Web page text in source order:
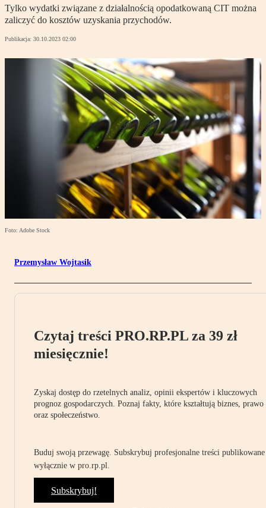
Tylko wydatki związane z działalnością opodatkowaną CIT można
zaliczyć do kosztów uzyskania przychodów.
Publikacja: 30.10.2023 02:00
Foto: Adobe Stock
Przemysław Wojtasik
Czytaj treści PRO.RP.PL za 39 zł
miesięcznie!
Zyskaj dostęp do rzetelnych analiz, opinii ekspertów i kluczowych
prognoz gospodarczych. Poznaj fakty, które kształtują biznes, prawo
oraz społeczeństwo.
Buduj swoją przewagę. Subskrybuj profesjonalne treści publikowane
wyłącznie w pro.rp.pl.
Subskrybuj!